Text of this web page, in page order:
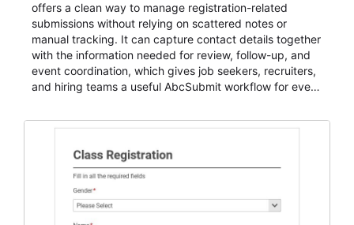
offers a clean way to manage registration-related
submissions without relying on scattered notes or
manual tracking. It can capture contact details together
with the information needed for review, follow-up, and
event coordination, which gives job seekers, recruiters,
and hiring teams a useful AbcSubmit workflow for event
a strong fit for course registration, event attendance,
admissions, and similar registration-heavy processes.
Teams can use it to centralize intake, review
submissions with more consistency, and handle
participant communication or follow-up with a clearer
understanding of each registrant's status and needs.